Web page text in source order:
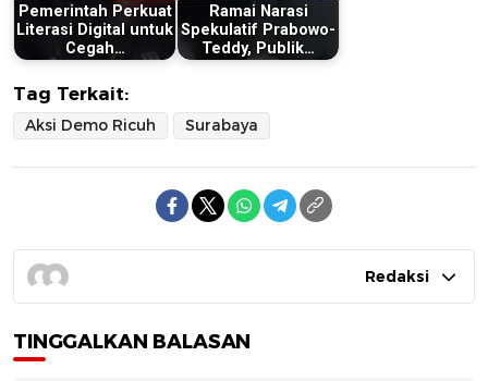
Pemerintah Perkuat
Literasi Digital untuk
Cegah…
Ramai Narasi
Spekulatif Prabowo-
Teddy, Publik…
Tag Terkait:
Aksi Demo Ricuh Surabaya
Redaksi
TINGGALKAN BALASAN